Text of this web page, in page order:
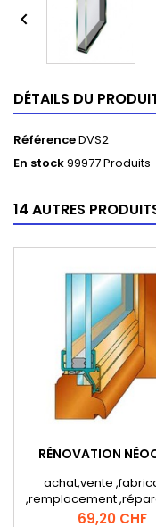

DÉTAILS DU
RéférenceDVS2
En stock99977 Produits
14 AUTRES
RÉNOVATION
achat,vente
,remplacement
livraison rapide dans
Prix
69,20 CHF